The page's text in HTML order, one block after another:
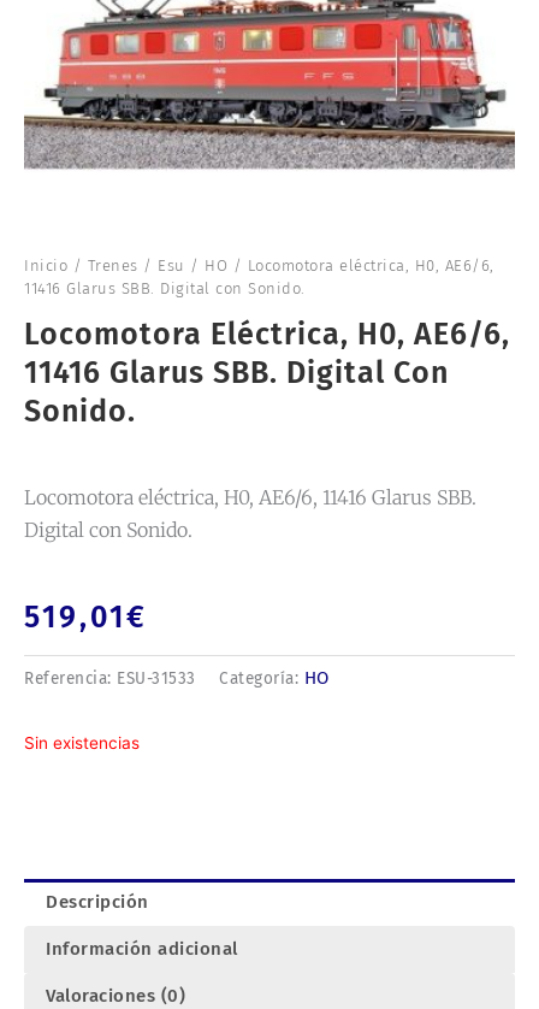
Inicio / Trenes / Esu / HO / Locomotora eléctrica, H0, AE6/6,
11416 Glarus SBB. Digital con Sonido.
Locomotora Eléctrica, H0, AE6/6,
11416 Glarus SBB. Digital Con
Sonido.
Locomotora eléctrica, H0, AE6/6, 11416 Glarus SBB.
Digital con Sonido.
519,01€
Referencia: ESU-31533 Categoría: HO
Sin existencias
Descripción
Información adicional
Valoraciones (0)